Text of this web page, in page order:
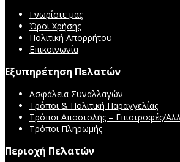
Γνωρίστε μας
Όροι Χρήσης
Πολιτική Απορρήτου
Επικοινωνία
Εξυπηρέτηση Πελατών
Ασφάλεια Συναλλαγών
Τρόποι & Πολιτική Παραγγελίας
Τρόποι Αποστολής – Επιστροφές/
Τρόποι Πληρωμής
Περιοχή Πελατών